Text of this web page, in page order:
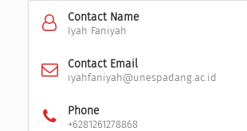
Contact Name
Iyah Faniyah
Contact Email
iyahfaniyah@unespadang.ac.id
Phone
+6281261278868